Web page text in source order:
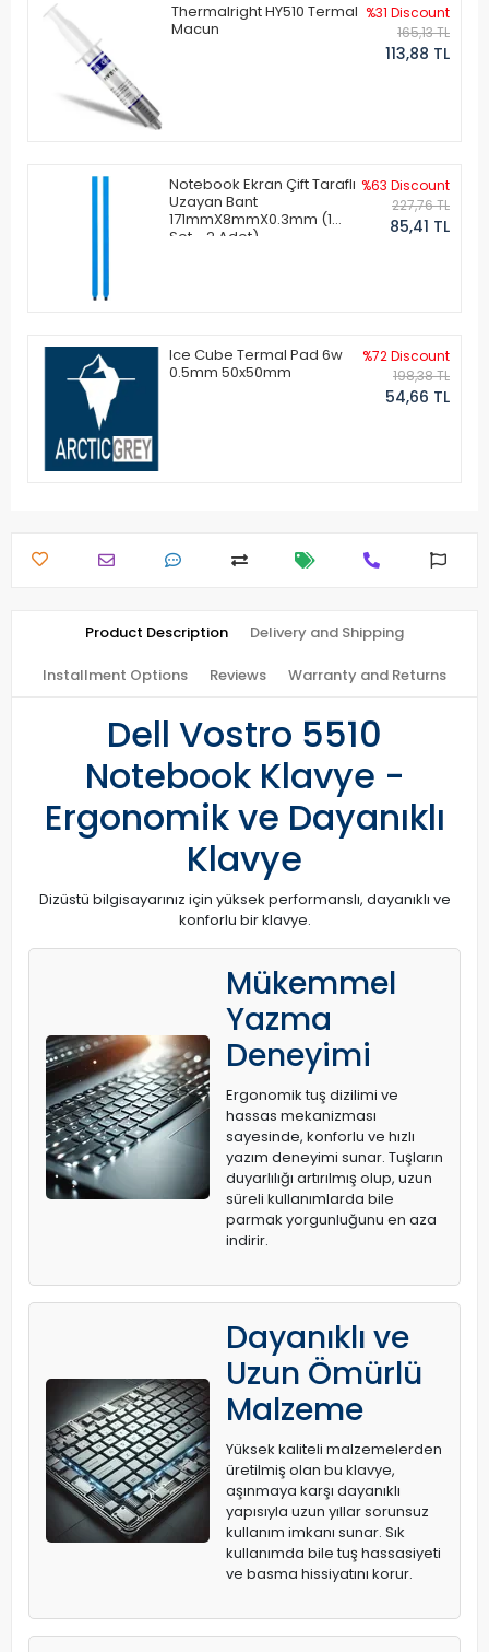
Thermalright HY510 Termal
Macun
%31 Discount
165,13 TL
113,88 TL
Notebook Ekran Çift Taraflı
Uzayan Bant
171mmX8mmX0.3mm (1
Set - 2 Adet)
%63 Discount
227,76 TL
85,41 TL
Ice Cube Termal Pad 6w
0.5mm 50x50mm
%72 Discount
198,38 TL
54,66 TL
Product Description Delivery and Shipping
Installment Options Reviews Warranty and Returns
Dell Vostro 5510
Notebook Klavye -
Ergonomik ve Dayanıklı
Klavye
Dizüstü bilgisayarınız için yüksek performanslı, dayanıklı ve
konforlu bir klavye.
Mükemmel
Yazma
Deneyimi
Ergonomik tuş dizilimi ve
hassas mekanizması
sayesinde, konforlu ve hızlı
yazım deneyimi sunar. Tuşların
duyarlılığı artırılmış olup, uzun
süreli kullanımlarda bile
parmak yorgunluğunu en aza
indirir.
Dayanıklı ve
Uzun Ömürlü
Malzeme
Yüksek kaliteli malzemelerden
üretilmiş olan bu klavye,
aşınmaya karşı dayanıklı
yapısıyla uzun yıllar sorunsuz
kullanım imkanı sunar. Sık
kullanımda bile tuş hassasiyeti
ve basma hissiyatını korur.